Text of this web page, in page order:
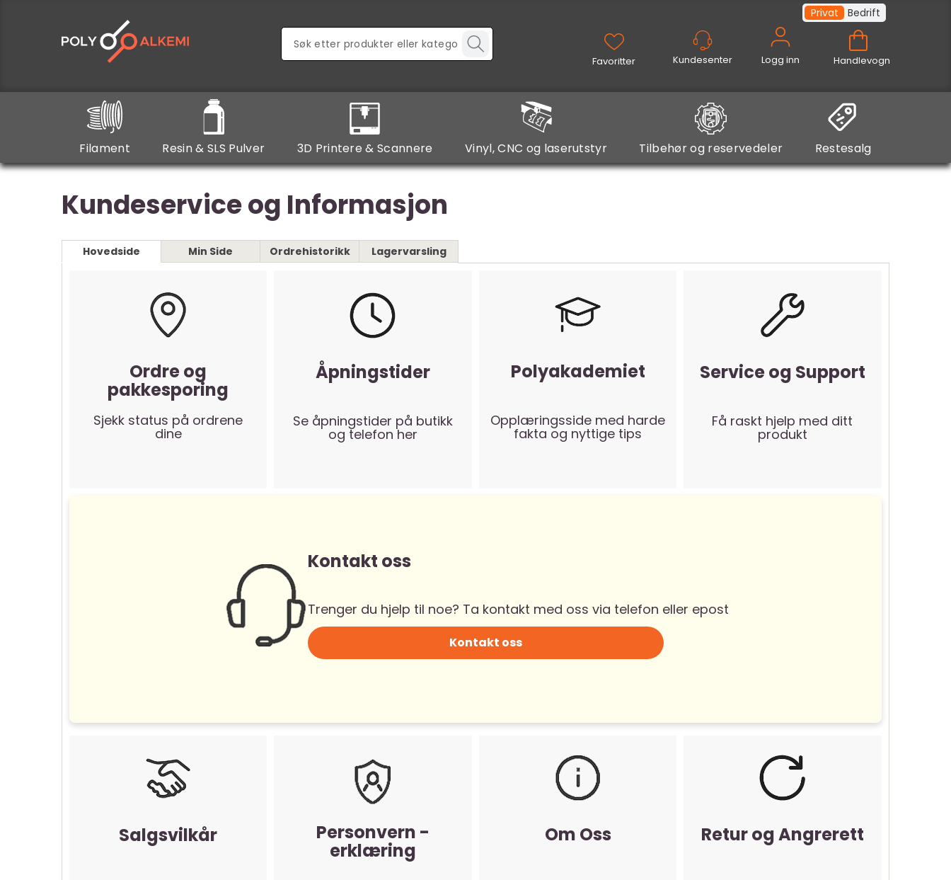
Logg inn
Privat Bedrift
Handlevogn
Filament Resin & SLS Pulver 3D Printere & Scannere Vinyl, CNC og laserutstyr Tilbehør og reservedeler Restesalg
Kundeservice og Informasjon
Hovedside Min Side Ordrehistorikk Lagervarsling
Ordre og
pakkesporing
Sjekk status på ordrene
dine
Åpningstider
Se åpningstider på butikk
og telefon her
Polyakademiet
Opplæringsside med harde
fakta og nyttige tips
Service og Support
Få raskt hjelp med ditt
produkt
Kontakt oss
Trenger du hjelp til noe? Ta kontakt med oss via telefon eller epost
Kontakt oss
Salgsvilkår Personvern -
erklæring
Om Oss Retur og Angrerett